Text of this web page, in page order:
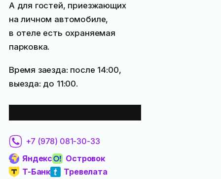
А для гостей, приезжающих
на личном автомобиле,
в отеле есть охраняемая
парковка.
Время заезда: после 14:00,
выезда: до 11:00.
+7 (978) 081-30-33
Яндекс
Островок
Т-Банк
Тревелата